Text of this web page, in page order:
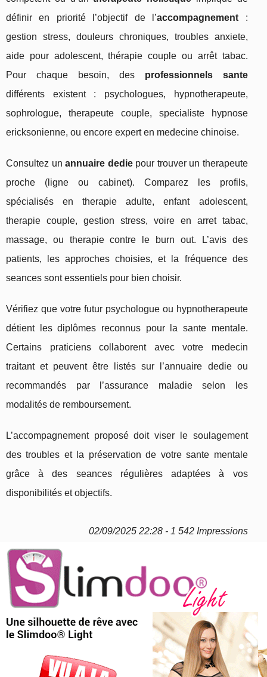
définir en priorité l’objectif de l’accompagnement :
gestion stress, douleurs chroniques, troubles anxiete,
aide pour adolescent, thérapie couple ou arrêt tabac.
Pour chaque besoin, des professionnels sante
différents existent : psychologues, hypnotherapeute,
sophrologue, therapeute couple, specialiste hypnose
ericksonienne, ou encore expert en medecine chinoise.
Consultez unannuaire dediepour trouver un therapeute
proche (ligne ou cabinet). Comparez les profils,
spécialisés en therapie adulte, enfant adolescent,
therapie couple, gestion stress, voire en arret tabac,
massage, ou therapie contre le burn out. L’avis des
patients, les approches choisies, et la fréquence des
seances sont essentiels pour bien choisir.
Vérifiez que votre futur psychologue ou hypnotherapeute
détient les diplômes reconnus pour la sante mentale.
Certains praticiens collaborent avec votre medecin
traitant et peuvent être listés sur l’annuaire dedie ou
recommandés par l’assurance maladie selon les
modalités de remboursement.
L’accompagnement proposé doit viser le soulagement
des troubles et la préservation de votre sante mentale
grâce à des seances régulières adaptées à vos
disponibilités et objectifs.
02/09/2025 22:28 - 1 542 Impressions